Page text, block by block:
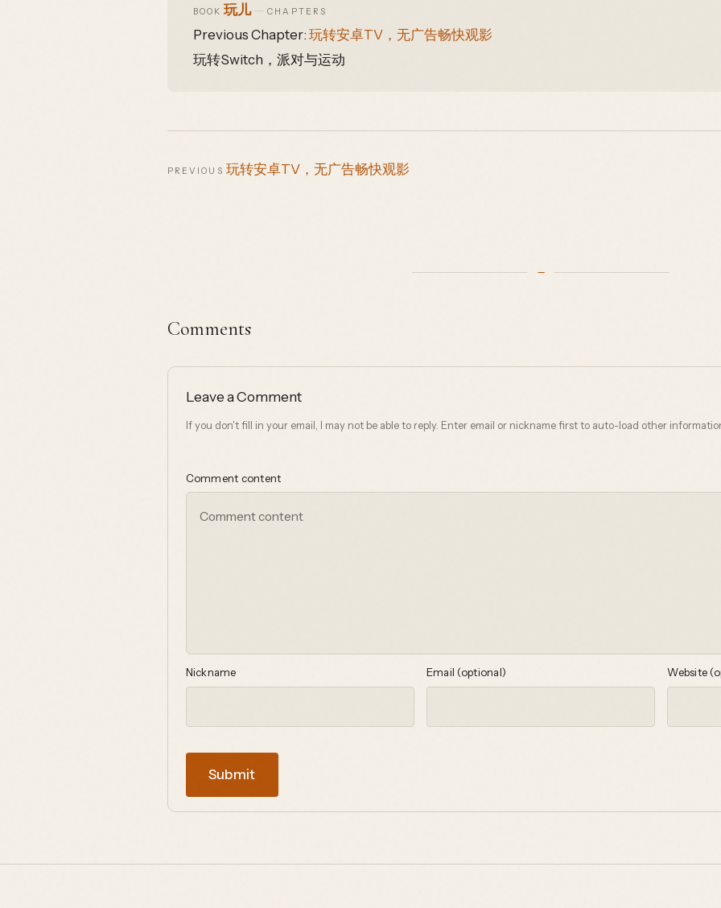
BOOK 玩儿— CHAPTERS
Previous Chapter: 玩转安卓TV，无广告畅快观影
玩转Switch，派对与运动
PREVIOUS 玩转安卓TV，无广告畅快观影
Comments
Leave a Comment
If you don't fill in your email, I may not be able to reply. Enter email or nickname first to auto-load other
Comment content
Nickname Email (optional) Website
Submit